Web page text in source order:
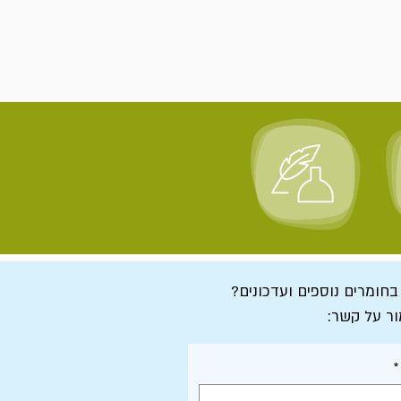
בחומרים נוספים ועדכונים?
על קשר:
*